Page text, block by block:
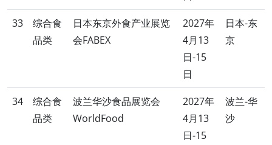
33
综合食
品类
日本东京外食产业展览
会FABEX
2027年
4月13
日-15
日
日本-东
京
34
综合食
品类
波兰华沙食品展览会
WorldFood
2027年
4月13
日-15
波兰-华
沙